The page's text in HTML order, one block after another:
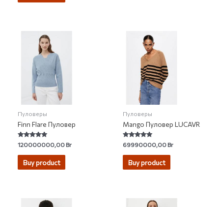
Пуловеры
Finn Flare Пуловер
Rated
5.00
out of 5
120000000,00Br
Buy product
Пуловеры
Mango Пуловер LUCAVR
Rated
4.79
out of 5
69990000,00Br
Buy product